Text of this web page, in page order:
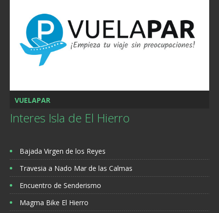
VUELAPAR
Interes Isla de El Hierro
Bajada Virgen de los Reyes
Travesia a Nado Mar de las Calmas
Encuentro de Senderismo
Magma Bike El Hierro